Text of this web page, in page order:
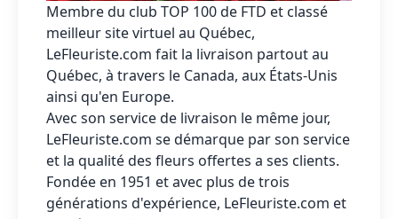
Membre du club TOP 100 de FTD et classé
meilleur site virtuel au Québec,
LeFleuriste.com fait la livraison partout au
Québec, à travers le Canada, aux États-Unis
ainsi qu'en Europe.
Avec son service de livraison le même jour,
LeFleuriste.com se démarque par son service
et la qualité des fleurs offertes a ses clients.
Fondée en 1951 et avec plus de trois
générations d'expérience, LeFleuriste.com et